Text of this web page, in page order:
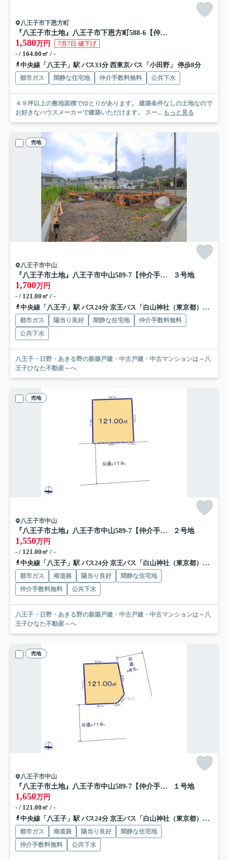
八王子市下恩方町
『八王子市土地』八王子市下恩方町588-6【仲介手数料無料】
1,580万円 7月7日 値下げ
- / 164.00㎡ / -
中央線「八王子」駅 バス33分 西東京バス「小田野」 停歩8分
都市ガス 閑静な住宅地 仲介手数料無料 公共下水
４９坪以上の敷地面積でゆとりがあります。 建築条件なしの土地なので
お好きなハウスメーカーで建築いただけます。 スー... もっと見る
売地
八王子市中山
『八王子市土地』八王子市中山589-7【仲介手数料無料】 ３号地
1,700万円
- / 121.00㎡ / -
中央線「八王子」駅 バス24分 京王バス「白山神社（東京都）」 停歩13分
都市ガス 陽当り良好 閑静な住宅地
仲介手数料無料
公共下水
八王子・日野・あきる野の新築戸建・中古戸建・中古マンションは～八
王子ひなた不動産～へ
売地
八王子市中山
『八王子市土地』八王子市中山589-7【仲介手数料無料】 ２号地
1,550万円
- / 121.00㎡ / -
中央線「八王子」駅 バス24分 京王バス「白山神社（東京都）」 停歩13分
都市ガス 南道路 陽当り良好
閑静な住宅地
仲介手数料無料
公共下水
八王子・日野・あきる野の新築戸建・中古戸建・中古マンションは～八
王子ひなた不動産～へ
売地
八王子市中山
『八王子市土地』八王子市中山589-7【仲介手数料無料】 １号地
1,650万円
- / 121.00㎡ / -
中央線「八王子」駅 バス24分 京王バス「白山神社（東京都）」 停歩13分
都市ガス 南道路 陽当り良好
閑静な住宅地
仲介手数料無料
公共下水